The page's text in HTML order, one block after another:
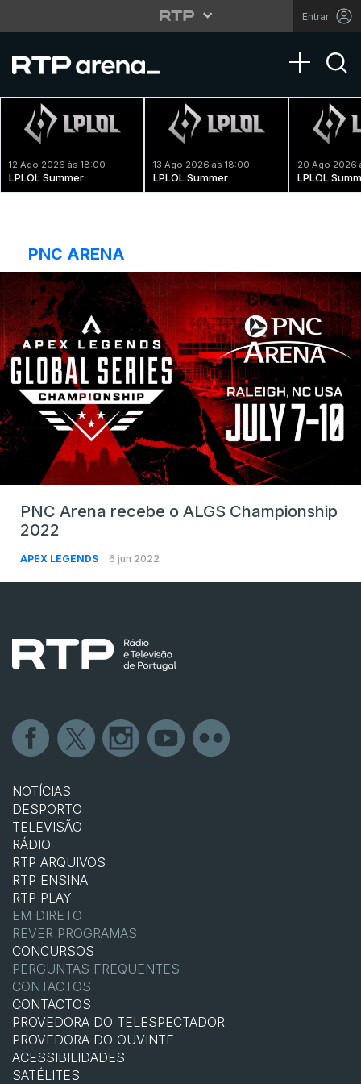
Entrar
Toggle
12 Ago 2026 às 18:00
LPLOL Summer
13 Ago 2026 às 18:00
LPLOL Summer
20 Ago 2026
LPLOL
PNC ARENA
PNC Arena recebe o ALGS Championship
2022
APEX LEGENDS 6 jun 2022
NOTÍCIAS
DESPORTO
TELEVISÃO
RÁDIO
RTP ARQUIVOS
RTP ENSINA
RTP PLAY
EM DIRETO
REVER PROGRAMAS
CONCURSOS
PERGUNTAS FREQUENTES
CONTACTOS
CONTACTOS
PROVEDORA DO TELESPECTADOR
PROVEDORA DO OUVINTE
ACESSIBILIDADES
SATÉLITES